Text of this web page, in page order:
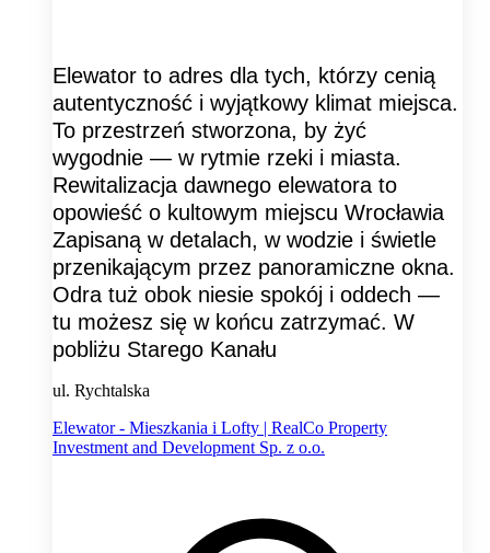
Elewator to adres dla tych, którzy cenią
autentyczność i wyjątkowy klimat miejsca.
To przestrzeń stworzona, by żyć
wygodnie — w rytmie rzeki i miasta.
Rewitalizacja dawnego elewatora to
opowieść o kultowym miejscu Wrocławia
Zapisaną w detalach, w wodzie i świetle
przenikającym przez panoramiczne okna.
Odra tuż obok niesie spokój i oddech —
tu możesz się w końcu zatrzymać. W
pobliżu Starego Kanału
ul. Rychtalska
Elewator - Mieszkania i Lofty | RealCo Property
Investment and Development Sp. z o.o.